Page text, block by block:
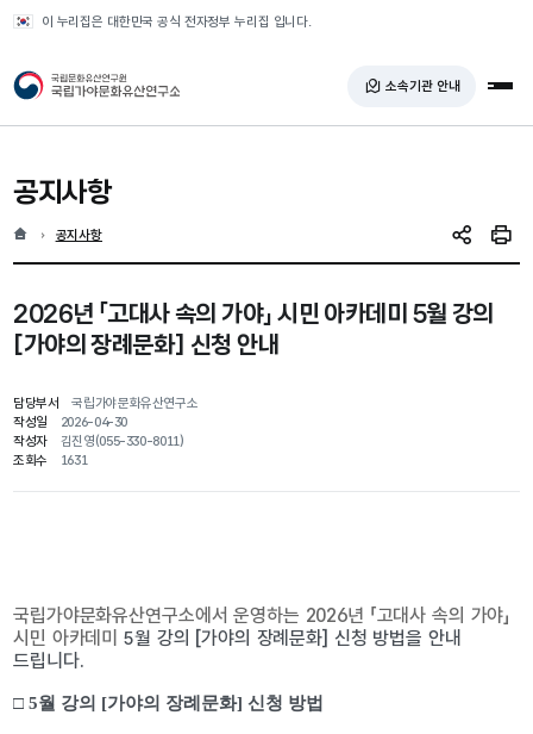
이 누리집은 대한민국 공식 전자정부 누리집 입니다.
국가유산청 국립가야문화유산연구소 소속기관 안내 전
공지사항
홈 현재 위치
공지사항 SNS 공유인쇄
2026년 「고대사 속의 가야」 시민 아카데미 5월 강의
[가야의 장례문화] 신청 안내
담당부서
국립가야문화유산연구소
작성일
2026-04-30
작성자
김진영(055-330-8011)
조회수
1631
국립가야문화유산연구소에서 운영하는 2026년 「고대사 속의 가야」
시민 아카데미
5월 강의 [가야의 장례문화] 신청 방법을 안내
드립니다.
□ 5월 강의 [가야의 장례문화] 신청 방법